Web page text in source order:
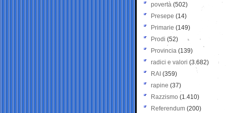
povertà (502)
Presepe (14)
Primarie (149)
Prodi (52)
Provincia (139)
radici e valori (3.682)
RAI (359)
rapine (37)
Razzismo (1.410)
Referendum (200)